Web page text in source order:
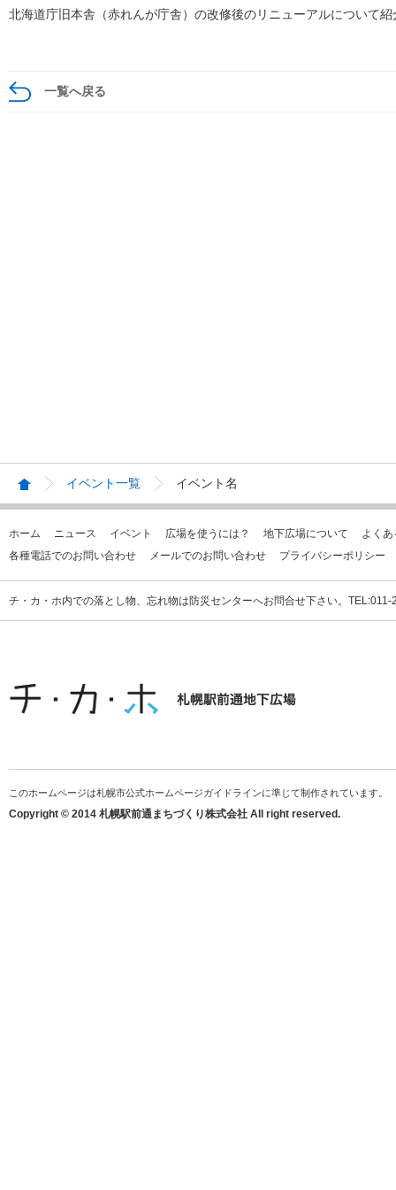
北海道庁旧本舎（赤れんが庁舎）の改修後のリニューアルについて
一覧へ戻る
イベント一覧 イベント名
ホーム ニュース イベント 広場を使うには？ 地下広場について
よく
各種電話でのお問い合わせ
メールでのお問い合わせ プライバシーポリシー
チ・カ・ホ内での落とし物、忘れ物は防災センターへお問合せ下さい。
このホームページは札幌市公式ホームページガイドラインに準じて制作されています。
Copyright © 2014 札幌駅前通まちづくり株式会社 All right reserved.